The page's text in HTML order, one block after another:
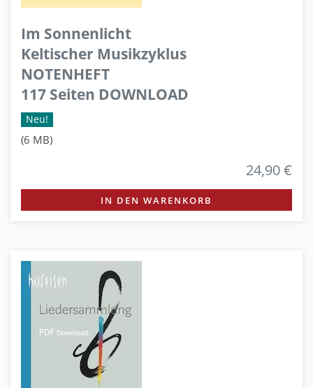
Im Sonnenlicht
Keltischer Musikzyklus
NOTENHEFT
117 Seiten DOWNLOAD
Neu!
(6 MB)
24,90 €
IN DEN WARENKORB